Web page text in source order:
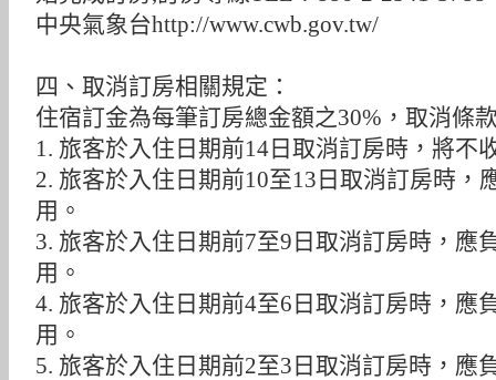
中央氣象台http://www.cwb.gov.tw/
四、取消訂房相關規定：
住宿訂金為每筆訂房總金額之30%，取消條
1. 旅客於入住日期前14日取消訂房時，將不
2. 旅客於入住日期前10至13日取消訂房時，
用。
3. 旅客於入住日期前7至9日取消訂房時，應
用。
4. 旅客於入住日期前4至6日取消訂房時，應
用。
5. 旅客於入住日期前2至3日取消訂房時，應